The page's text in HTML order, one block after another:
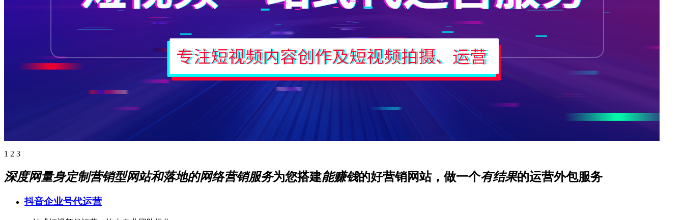
1 2 3
深度网量身定制营销型网站和落地的网络营销服务为您搭建能赚钱的好营销网站，做一个有结果的运营外包服务
抖音企业号代运营